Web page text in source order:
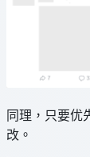
同理，只要优
改。